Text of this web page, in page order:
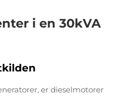
i en 30kVA
er dieselmotorer